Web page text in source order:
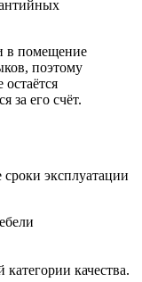
в помещение
поэтому
за его счёт.
сроки эксплуатации
качества.